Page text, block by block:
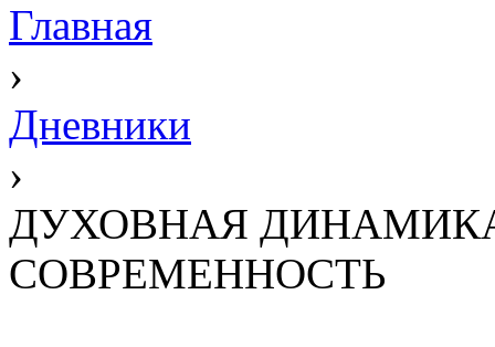
Главная
›
Дневники
›
ДУХОВНАЯ
СОВРЕМЕННОСТЬ